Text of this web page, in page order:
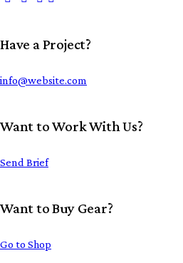
Have a Project?
info@website.com
Want to Work With Us?
Send Brief
Want to Buy Gear?
Go to Shop